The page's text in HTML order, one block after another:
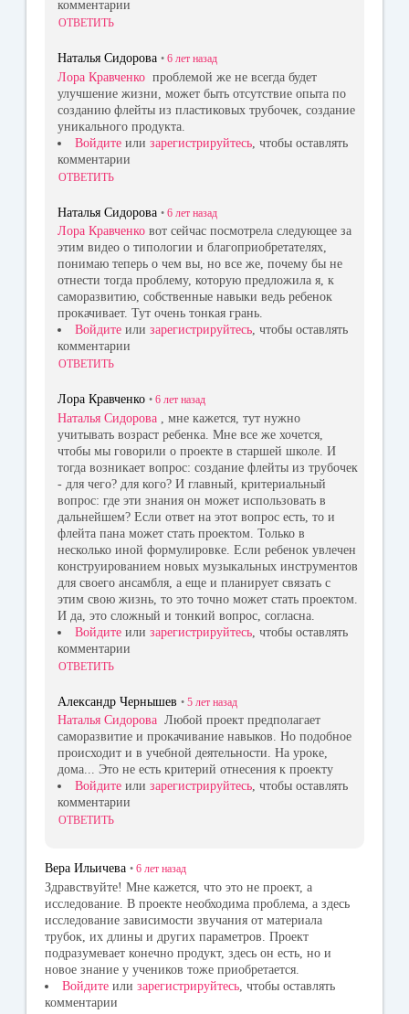
комментарии
ОТВЕТИТЬ
Наталья Сидорова • 6 лет назад
Лора Кравченко проблемой же не всегда будет
улучшение жизни, может быть отсутствие опыта по
созданию флейты из пластиковых трубочек, создание
уникального продукта.
Войдите или зарегистрируйтесь , чтобы оставлять
комментарии
ОТВЕТИТЬ
Наталья Сидорова • 6 лет назад
Лора Кравченко вот сейчас посмотрела следующее за
этим видео о типологии и благоприобретателях,
понимаю теперь о чем вы, но все же, почему бы не
отнести тогда проблему, которую предложила я, к
саморазвитию, собственные навыки ведь ребенок
прокачивает. Тут очень тонкая грань.
Войдите или зарегистрируйтесь, чтобы оставлять
комментарии
ОТВЕТИТЬ
Лора Кравченко • 6 лет назад
Наталья Сидорова
, мне кажется, тут нужно
учитывать возраст ребенка. Мне все же хочется,
чтобы мы говорили о проекте в старшей школе. И
тогда возникает вопрос: создание флейты из трубочек
- для чего? для кого? И главный, критериальный
вопрос: где эти знания он может использовать в
дальнейшем? Если ответ на этот вопрос есть, то и
флейта пана может стать проектом. Только в
несколько иной формулировке. Если ребенок увлечен
конструированием новых музыкальных инструментов
для своего ансамбля, а еще и планирует связать с
этим свою жизнь, то это точно может стать проектом.
И да, это сложный и тонкий вопрос, согласна.
Войдите или зарегистрируйтесь , чтобы оставлять
комментарии
ОТВЕТИТЬ
Александр Чернышев • 5 лет назад
Наталья Сидорова Любой проект предполагает
саморазвитие и прокачивание навыков. Но подобное
происходит и в учебной деятельности. На уроке,
дома... Это не есть критерий отнесения к проекту
Войдите или зарегистрируйтесь, чтобы оставлять
комментарии
ОТВЕТИТЬ
Вера Ильичева • 6 лет назад
Здравствуйте! Мне кажется, что это не проект, а
исследование. В проекте необходима проблема, а здесь
исследование зависимости звучания от материала
трубок, их длины и других параметров. Проект
подразумевает конечно продукт, здесь он есть, но и
новое знание у учеников тоже приобретается.
Войдите или зарегистрируйтесь , чтобы оставлять
комментарии